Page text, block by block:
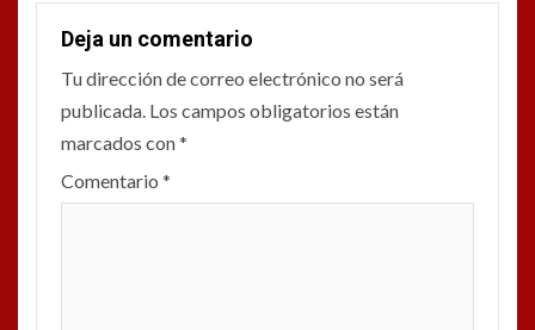
Deja un comentario
Tu dirección de correo electrónico no será
publicada. Los campos obligatorios están
marcados con*
Comentario *